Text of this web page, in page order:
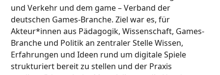
und Verkehr und dem game – Verband der
deutschen Games-Branche. Ziel war es, für
Akteur*innen aus Pädagogik, Wissenschaft, Games-
Branche und Politik an zentraler Stelle Wissen,
Erfahrungen und Ideen rund um digitale Spiele
strukturiert bereit zu stellen und der Praxis